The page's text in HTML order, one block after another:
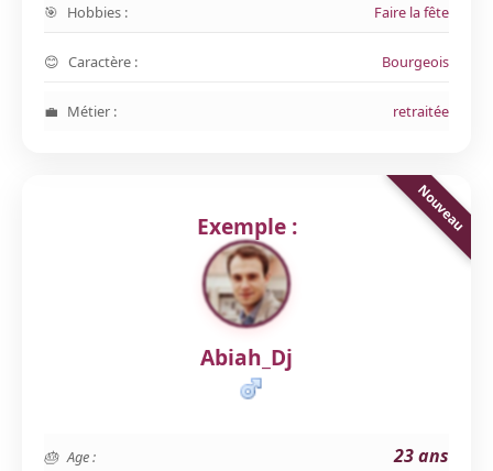
Hobbies : Faire la fête
Caractère : Bourgeois
Métier : retraitée
Exemple :
Abiah_Dj
Age : 23 ans